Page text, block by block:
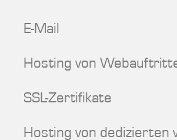
E-Mail
Hosting von
SSL-Zertifikate
Hosting von dedizierten